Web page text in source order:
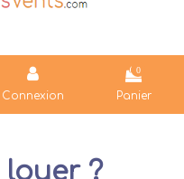
Connexion
0
Panier
?